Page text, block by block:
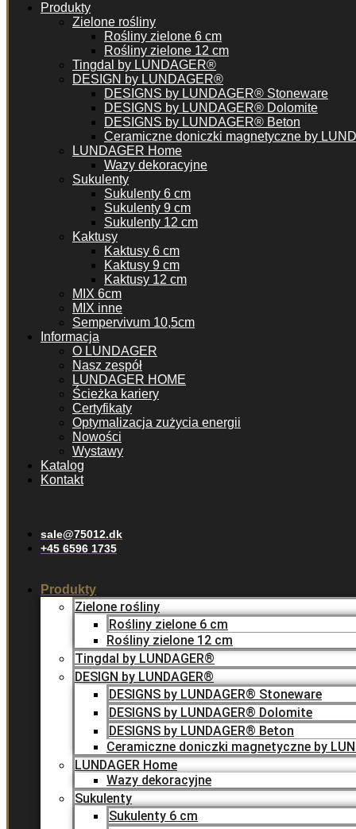
Produkty
Zielone rośliny
Rośliny zielone 6 cm
Rośliny zielone 12 cm
Tingdal by LUNDAGER®
DESIGN by LUNDAGER®
DESIGNS by LUNDAGER® Stoneware
DESIGNS by LUNDAGER® Dolomite
DESIGNS by LUNDAGER® Beton
Ceramiczne doniczki magnetyczne by
LUNDAGER Home
Wazy dekoracyjne
Sukulenty
Sukulenty 6 cm
Sukulenty 9 cm
Sukulenty 12 cm
Kaktusy
Kaktusy 6 cm
Kaktusy 9 cm
Kaktusy 12 cm
MIX 6cm
MIX inne
Sempervivum 10,5cm
Informacja
O LUNDAGER
Nasz zespół
LUNDAGER HOME
Ścieżka kariery
Certyfikaty
Optymalizacja zużycia energii
Nowości
Wystawy
Katalog
Kontakt
sale@75012.dk
+45 6596 1735
Produkty
Zielone rośliny
Rośliny zielone 6 cm
Rośliny zielone 12 cm
Tingdal by LUNDAGER®
DESIGN by LUNDAGER®
DESIGNS by LUNDAGER® Stoneware
DESIGNS by LUNDAGER® Dolomite
DESIGNS by LUNDAGER® Beton
Ceramiczne doniczki magnetyczne by
LUNDAGER Home
Wazy dekoracyjne
Sukulenty
Sukulenty 6 cm